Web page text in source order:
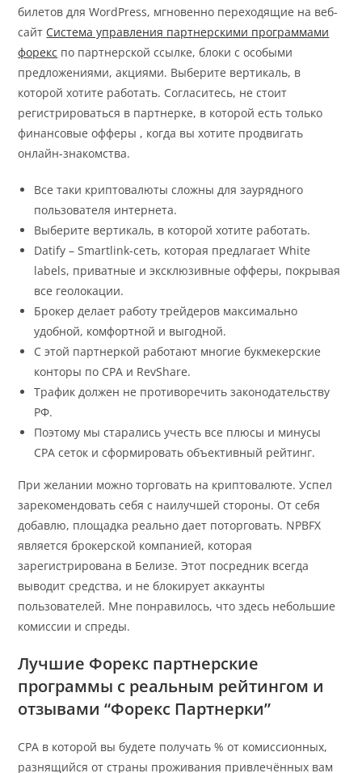
билетов для WordPress, мгновенно переходящие на веб-
сайт Система управления партнерскими программами
форекс по партнерской ссылке, блоки с особыми
предложениями, акциями. Выберите вертикаль, в
которой хотите работать. Согласитесь, не стоит
регистрироваться в партнерке, в которой есть только
финансовые офферы , когда вы хотите продвигать
онлайн-знакомства.
Все таки криптовалюты сложны для заурядного
пользователя интернета.
Выберите вертикаль, в которой хотите работать.
Datify – Smartlink-сеть, которая предлагает White
labels, приватные и эксклюзивные офферы, покрывая
все геолокации.
Брокер делает работу трейдеров максимально
удобной, комфортной и выгодной.
С этой партнеркой работают многие букмекерские
конторы по CPA и RevShare.
Трафик должен не противоречить законодательству
РФ.
Поэтому мы старались учесть все плюсы и минусы
CPA сеток и сформировать объективный рейтинг.
При желании можно торговать на криптовалюте. Успел
зарекомендовать себя с наилучшей стороны. От себя
добавлю, площадка реально дает поторговать. NPBFX
является брокерской компанией, которая
зарегистрирована в Белизе. Этот посредник всегда
выводит средства, и не блокирует аккаунты
пользователей. Мне понравилось, что здесь небольшие
комиссии и спреды.
Лучшие Форекс партнерские
программы с реальным рейтингом и
отзывами “Форекс Партнерки”
CPA в которой вы будете получать % от комиссионных,
разнящийся от страны проживания привлечённых вам